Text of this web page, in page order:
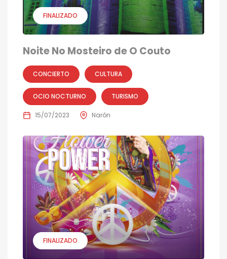
FINALIZADO
Noite No Mosteiro de O Couto
CONCIERTO CULTURA
OCIO NOCTURNO TURISMO
15/07/2023 Narón
FINALIZADO